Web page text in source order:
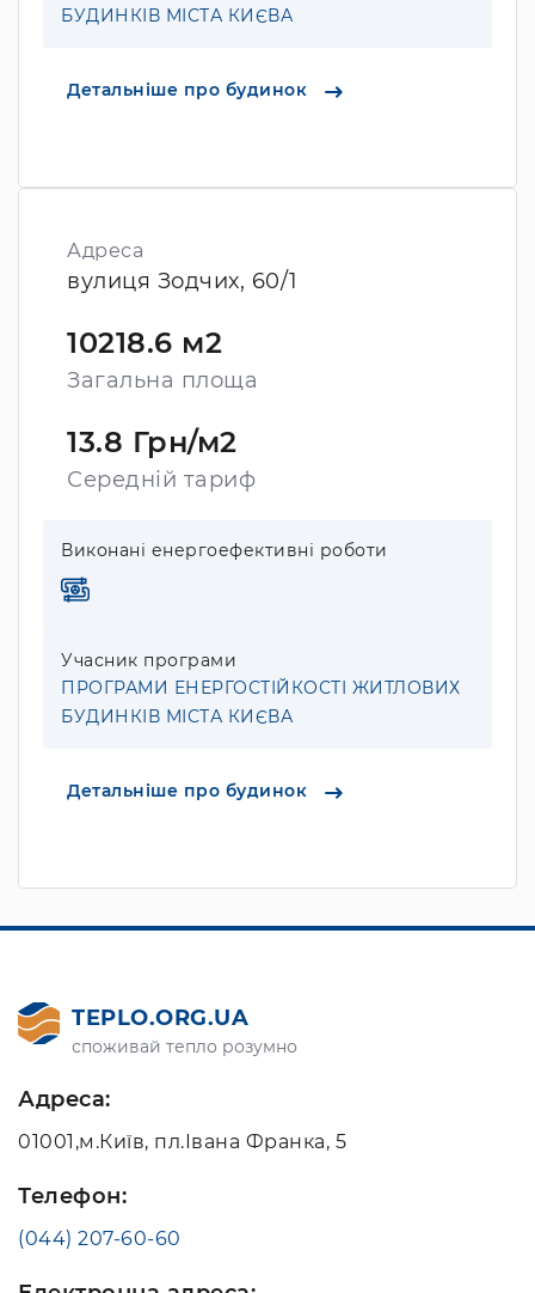
БУДИНКІВ МІСТА КИЄВА
Детальніше про будинок
Адреса
вулиця Зодчих, 60/1
10218.6 м2
Загальна площа
13.8 Грн/м2
Середній тариф
Виконані енергоефективні роботи
Учасник програми
ПРОГРАМИ ЕНЕРГОСТІЙКОСТІ ЖИТЛОВИХ
БУДИНКІВ МІСТА КИЄВА
Детальніше про будинок
TEPLO.ORG.UA
споживай тепло розумно
Адреса:
01001,м.Київ, пл.Івана Франка, 5
Телефон:
(044) 207-60-60